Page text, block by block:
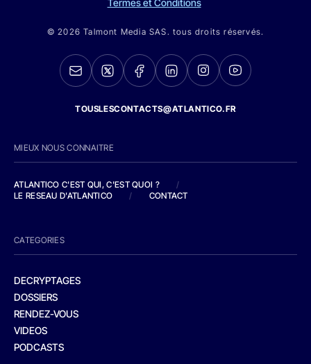
Termes et Conditions
© 2026 Talmont Media SAS. tous droits réservés.
TOUSLESCONTACTS@ATLANTICO.FR
MIEUX NOUS CONNAITRE
ATLANTICO C'EST QUI, C'EST QUOI ?
/
LE RESEAU D'ATLANTICO
/ CONTACT
CATEGORIES
DECRYPTAGES
DOSSIERS
RENDEZ-VOUS
VIDEOS
PODCASTS